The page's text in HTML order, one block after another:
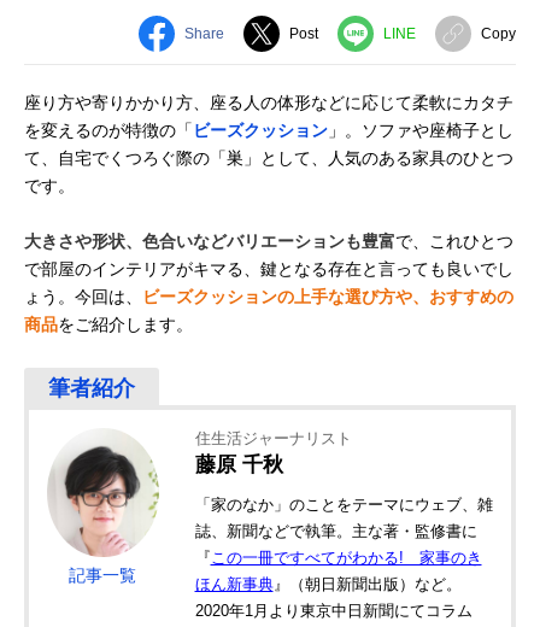
Share Post LINE Copy
座り方や寄りかかり方、座る人の体形などに応じて柔軟にカタチ
を変えるのが特徴の「 ビーズクッション 」。ソファや座椅子とし
て、自宅でくつろぐ際の「巣」として、人気のある家具のひとつ
です。
大きさや形状、色合いなどバリエーションも豊富で、これひとつ
で部屋のインテリアがキマる、鍵となる存在と言っても良いでし
ょう。今回は、
ビーズクッションの上手な選び方や、おすすめの
商品をご紹介します。
記事一覧
住生活ジャーナリスト
藤原 千秋
「家のなか」のことをテーマにウェブ、雑
誌、新聞などで執筆。主な著・監修書に
『 この一冊ですべてがわかる! 家事のき
ほん新事典』（朝日新聞出版）など。
2020年1月より東京中日新聞にてコラム